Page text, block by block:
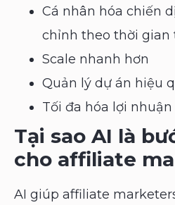
Cá nhân hóa chiến
chỉnh theo thời gian
Scale nhanh hơn
Quản lý dự án hiệu
Tối đa hóa lợi nhuận
Tại sao AI là
cho affiliate
AI giúp affiliate